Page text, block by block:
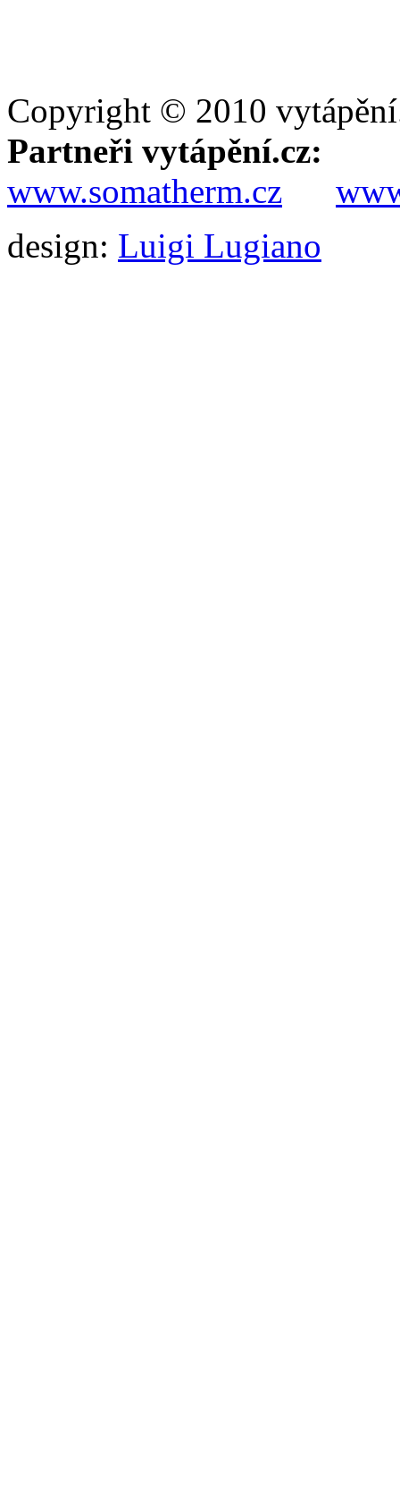
Copyright © 2010
Partneři vytápění.cz:
www.somatherm.cz
design: Luigi Lugiano